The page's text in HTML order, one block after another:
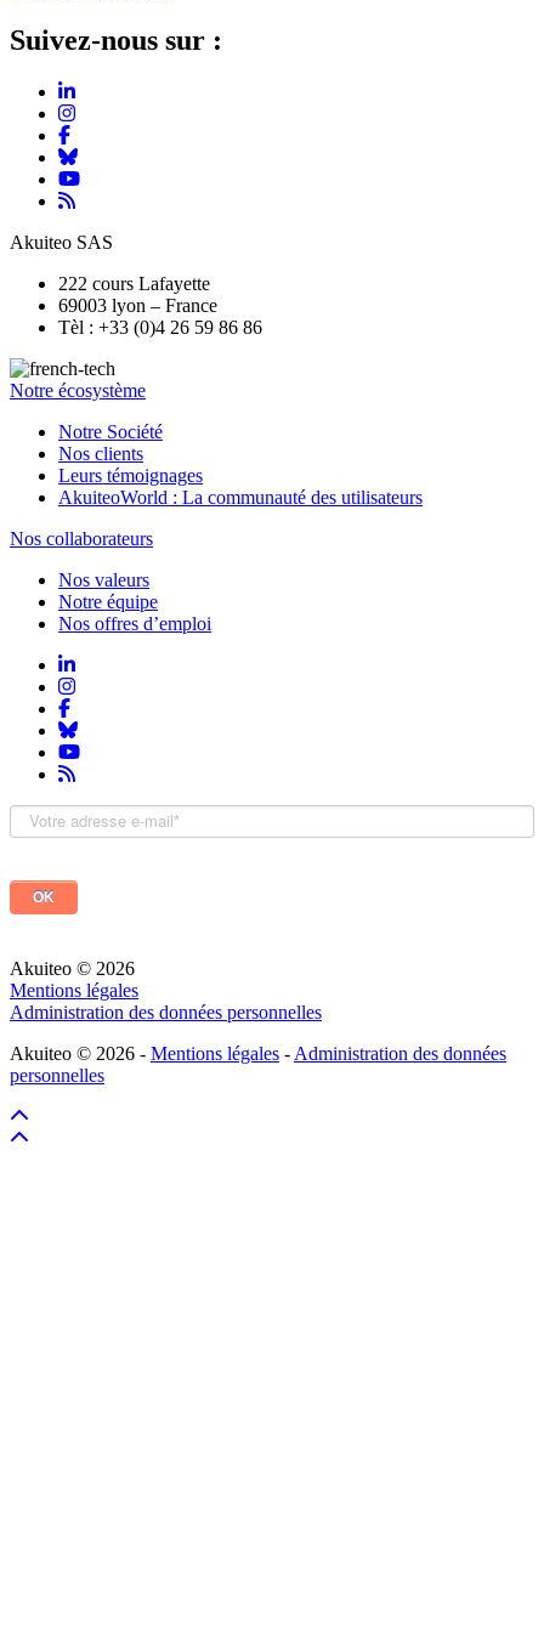
Suivez-nous sur :
Akuiteo SAS
222 cours Lafayette
69003 lyon – France
Tèl : +33 (0)4 26 59 86 86
Notre écosystème
Notre Société
Nos clients
Leurs témoignages
AkuiteoWorld : La communauté des utilisateurs
Nos collaborateurs
Nos valeurs
Notre équipe
Nos offres d’emploi
Akuiteo © 2026
Mentions légales
Administration des données personnelles
Akuiteo © 2026 - Mentions légales - Administration des données
personnelles